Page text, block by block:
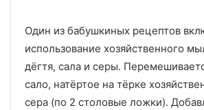
Один из бабушкиных рецептов
использование хозяйственного
дёгтя, сала и серы.
сало, натёртое на тёрке
сера (по 2 столовые ложки).